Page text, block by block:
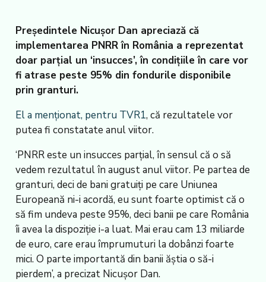
Președintele Nicușor Dan apreciază că
implementarea PNRR în România a reprezentat
doar parțial un ‘insucces’, în condițiile în care vor
fi atrase peste 95% din fondurile disponibile
prin granturi.
El a menționat, pentru TVR1, că rezultatele vor
putea fi constatate anul viitor.
‘PNRR este un insucces parțial, în sensul că o să
vedem rezultatul în august anul viitor. Pe partea de
granturi, deci de bani gratuiți pe care Uniunea
Europeană ni-i acordă, eu sunt foarte optimist că o
să fim undeva peste 95%, deci banii pe care România
îi avea la dispoziție i-a luat. Mai erau cam 13 miliarde
de euro, care erau împrumuturi la dobânzi foarte
mici. O parte importantă din banii ăștia o să-i
pierdem’, a precizat Nicușor Dan.